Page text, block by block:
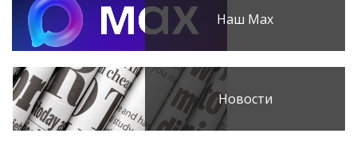
Наш Max
Новости